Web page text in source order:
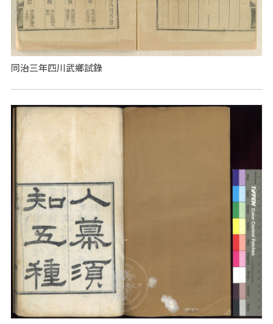
同治三年四川武鄉試錄